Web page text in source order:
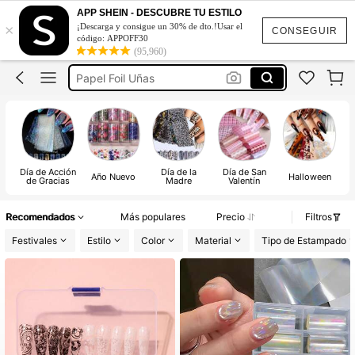
CONSEGUIR
×
APP SHEIN - DESCUBRE TU ESTILO
¡Descarga y consigue un 30% de dto.!Usar el
código: APPOFF30
(95,960)
Nail Foil
Foil For Nails
Foil Para Uña
Papel Foil Uñas
Nail Foil
Foil For Nails
Día de Acción
de Gracias Año Nuevo Día de la
Madre
Día de San
Valentín Halloween
Recomendados Más populares Precio
Filtros
Festivales
Estilo Color Material Tipo de Estampado